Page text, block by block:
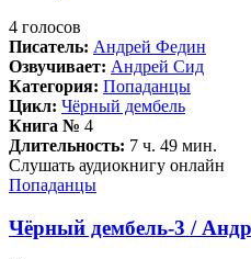
4 голосов
Писатель: Андрей Федин
Озвучивает: Андрей Сид
Категория: Попаданцы
Цикл: Чёрный дембель
Книга № 4
Длительность: 7 ч. 49 мин.
Слушать аудиокнигу онлайн
Попаданцы
Чёрный дембель-3 /